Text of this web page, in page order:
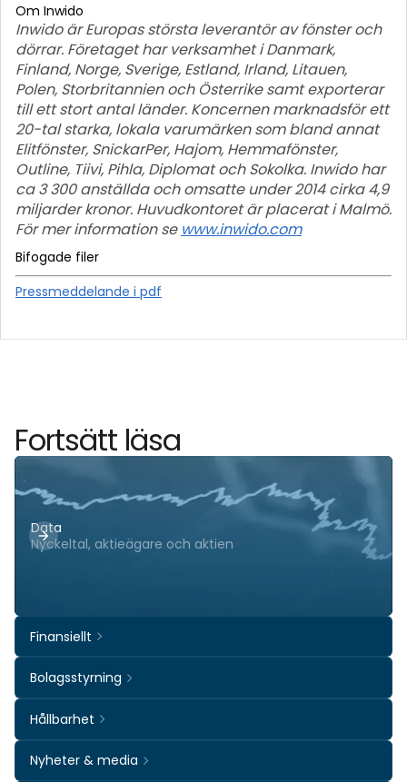
Om Inwido
Inwido är Europas största leverantör av fönster och
dörrar. Företaget har verksamhet i Danmark,
Finland, Norge, Sverige, Estland, Irland, Litauen,
Polen, Storbritannien och Österrike samt exporterar
till ett stort antal länder. Koncernen marknadsför ett
20-tal starka, lokala varumärken som bland annat
Elitfönster, SnickarPer, Hajom, Hemmafönster,
Outline, Tiivi, Pihla, Diplomat och Sokolka. Inwido har
ca 3 300 anställda och omsatte under 2014 cirka 4,9
miljarder kronor. Huvudkontoret är placerat i Malmö.
För mer information se www.inwido.com
Bifogade filer
Pressmeddelande i pdf
Fortsätt läsa
Data
Nyckeltal, aktieägare och aktien
Finansiellt
Bolagsstyrning
Hållbarhet
Nyheter & media